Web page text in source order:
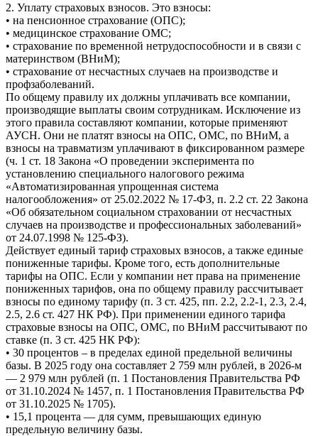
2. Уплату страховых взносов. Это взносы:
• на пенсионное страхование (ОПС);
• медицинское страхование ОМС;
• страхование по временной нетрудоспособности и в связи с
материнством (ВНиМ);
• страхование от несчастных случаев на производстве и
профзаболеваний.
По общему правилу их должны уплачивать все компании,
производящие выплаты своим сотрудникам. Исключение из
этого правила составляют компании, которые применяют
АУСН. Они не платят взносы на ОПС, ОМС, по ВНиМ, а
взносы на травматизм уплачивают в фиксированном размере
(ч. 1 ст. 18 Закона «О проведении эксперимента по
установлению специального налогового режима
«Автоматизированная упрощенная система
налогообложения» от 25.02.2022 № 17-ФЗ, п. 2.2 ст. 22 Закона
«Об обязательном социальном страховании от несчастных
случаев на производстве и профессиональных заболеваний»
от 24.07.1998 № 125-ФЗ).
Действует единый тариф страховых взносов, а также единые
пониженные тарифы. Кроме того, есть дополнительные
тарифы на ОПС. Если у компании нет права на применение
пониженных тарифов, она по общему правилу рассчитывает
взносы по единому тарифу (п. 3 ст. 425, пп. 2.2, 2.2-1, 2.3, 2.4,
2.5, 2.6 ст. 427 НК РФ). При применении единого тарифа
страховые взносы на ОПС, ОМС, по ВНиМ рассчитывают по
ставке (п. 3 ст. 425 НК РФ):
• 30 процентов – в пределах единой предельной величины
базы. В 2025 году она составляет 2 759 млн рублей, в 2026-м
— 2 979 млн рублей (п. 1 Постановления Правительства РФ
от 31.10.2024 № 1457, п. 1 Постановления Правительства РФ
от 31.10.2025 № 1705).
• 15,1 процента — для сумм, превышающих единую
предельную величину базы.